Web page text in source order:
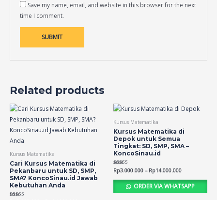
Save my name, email, and website in this browser for the next
time I comment.
Related products
Kursus Matematika
Cari Kursus Matematika di
Pekanbaru untuk SD, SMP,
SMA? KoncoSinau.id Jawab
Kebutuhan Anda
Kursus Matematika
Kursus Matematika di
Depok untuk Semua
Tingkat: SD, SMP, SMA –
KoncoSinau.id
Rated
4.56
out of 5
Rp3.000.000 – Rp14.000.000
ORDER VIA WHATSAPP